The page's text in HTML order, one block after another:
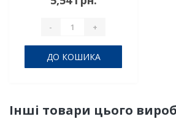
- +
ДО КОШИКА
Інші товари цього